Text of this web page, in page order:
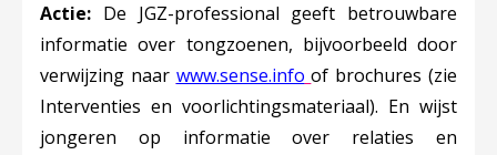
Actie: De JGZ-professional geeft betrouwbare
informatie over tongzoenen, bijvoorbeeld door
verwijzing naar www.sense.info Deze linkt opent in
of brochures (zie
Interventies en voorlichtingsmateriaal). En wijst
jongeren op informatie over relaties en